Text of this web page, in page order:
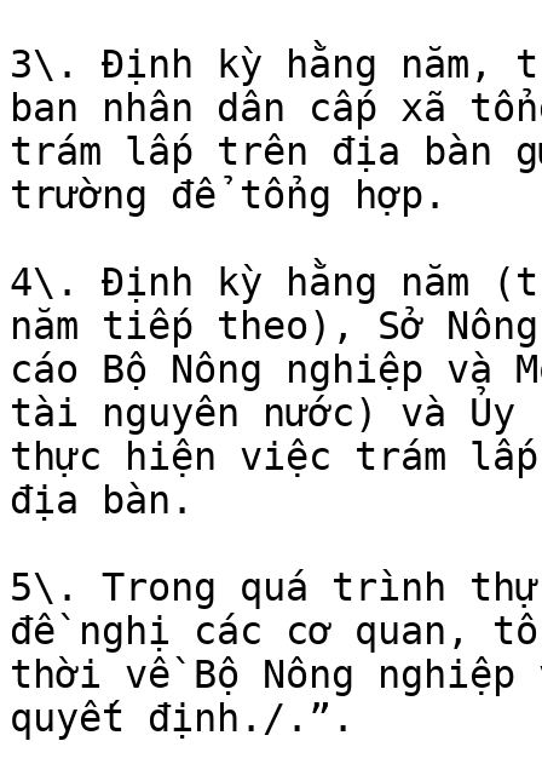
3\. Định kỳ hằng năm,
ban nhân dân cấp xã
trám lấp trên địa bàn
trường để tổng hợp.
4\. Định kỳ hằng năm
năm tiếp theo), Sở
cáo Bộ Nông nghiệp và
tài nguyên nước) và Ủy
thực hiện việc trám
địa bàn.
5\. Trong quá trình
đề nghị các cơ quan,
thời về Bộ Nông
quyết định./.”.